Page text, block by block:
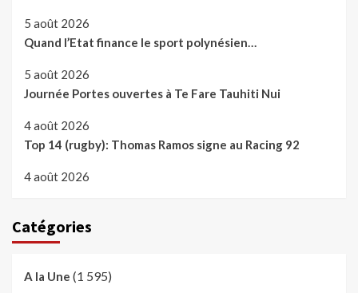
5 août 2026
Quand l’Etat finance le sport polynésien…
5 août 2026
Journée Portes ouvertes à Te Fare Tauhiti Nui
4 août 2026
Top 14 (rugby): Thomas Ramos signe au Racing 92
4 août 2026
Catégories
A la Une (1 595)